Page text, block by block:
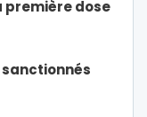
première dose
sanctionnés